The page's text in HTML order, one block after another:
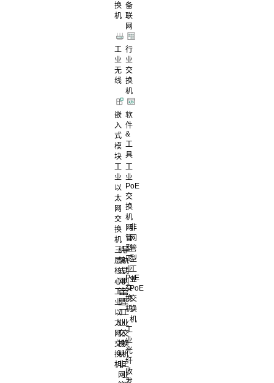
换
机
备
联
网
工
业
无
线
行
业
交
换
机
嵌
入
式
模
块
软
件
&
工
具
工
业
以
太
网
交
换
机
三
层
核
心
工
业
以
太
网
交
换
机
机
架
式
网
管
型
工
业
交
换
机
导
轨
式
网
管
型
工
业
交
换
机
非
网
工
业
工
业
PoE
交
换
机
网
管
型
工
业
PoE
交
换
机
非
网
管
型
工
业
PoE
交
换
机
工
业
光
纤
收